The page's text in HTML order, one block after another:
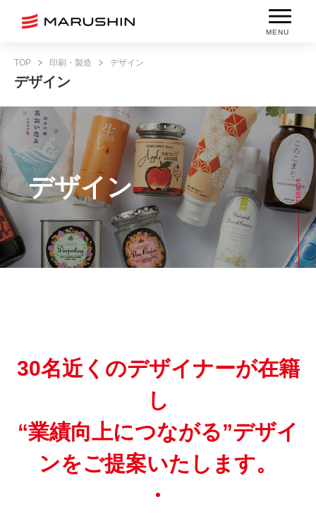
MENU
TOP 印刷・製造 デザイン
デザイン
デザイン
30名近くのデザイナーが在籍
し
“業績向上につながる”デザイ
ンをご提案いたします。